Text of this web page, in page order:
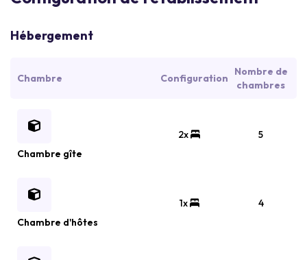
Hébergement
Chambre Configuration
Nombre de
chambres
Chambre gîte
2x 5
Chambre d'hôtes
1x 4